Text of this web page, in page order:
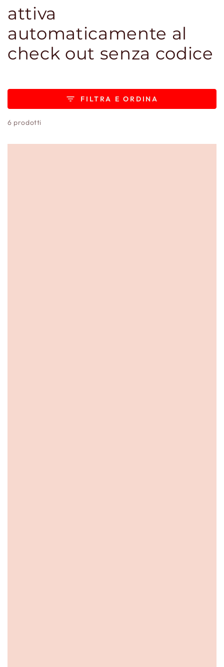
attiva
automaticamente al
check out senza codice
FILTRA E ORDINA
6 prodotti